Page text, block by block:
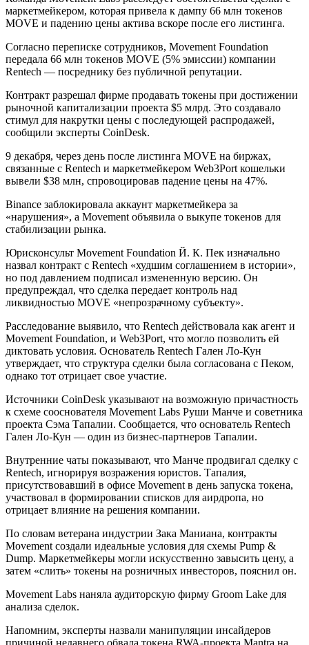
маркетмейкером, которая привела к дампу 66 млн токенов
MOVE и падению цены актива вскоре после его листинга.
Согласно переписке сотрудников, Movement Foundation
передала 66 млн токенов MOVE (5% эмиссии) компании
Rentech — посреднику без публичной репутации.
Контракт разрешал фирме продавать токены при достижении
рыночной капитализации проекта $5 млрд. Это создавало
стимул для накрутки цены с последующей распродажей,
сообщили эксперты CoinDesk.
9 декабря, через день после листинга MOVE на биржах,
связанные с Rentech и маркетмейкером Web3Port кошельки
вывели $38 млн, спровоцировав падение цены на 47%.
Binance заблокировала аккаунт маркетмейкера за
«нарушения», а Movement объявила о выкупе токенов для
стабилизации рынка.
Юрисконсульт Movement Foundation Й. К. Пек изначально
назвал контракт с Rentech «худшим соглашением в истории»,
но под давлением подписал измененную версию. Он
предупреждал, что сделка передает контроль над
ликвидностью MOVE «непрозрачному субъекту».
Расследование выявило, что Rentech действовала как агент и
Movement Foundation, и Web3Port, что могло позволить ей
диктовать условия. Основатель Rentech Гален Ло-Кун
утверждает, что структура сделки была согласована с Пеком,
однако тот отрицает свое участие.
Источники CoinDesk указывают на возможную причастность
к схеме сооснователя Movement Labs Руши Манче и советника
проекта Сэма Тапалии. Сообщается, что основатель Rentech
Гален Ло-Кун — один из бизнес-партнеров Тапалии.
Внутренние чаты показывают, что Манче продвигал сделку с
Rentech, игнорируя возражения юристов. Тапалия,
присутствовавший в офисе Movement в день запуска токена,
участвовал в формировании списков для аирдропа, но
отрицает влияние на решения компании.
По словам ветерана индустрии Зака Маниана, контракты
Movement создали идеальные условия для схемы Pump &
Dump. Маркетмейкеры могли искусственно завысить цену, а
затем «слить» токены на розничных инвесторов, пояснил он.
Movement Labs наняла аудиторскую фирму Groom Lake для
анализа сделок.
Напомним, эксперты назвали манипуляции инсайдеров